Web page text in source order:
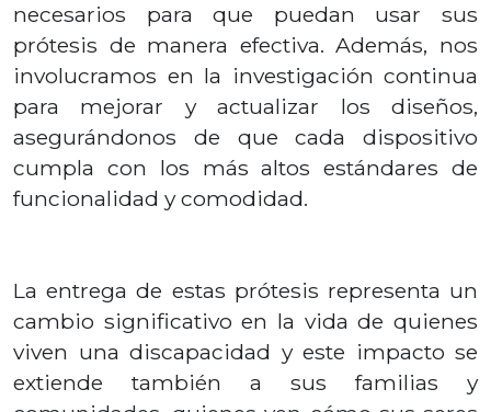
necesarios para que puedan usar sus
prótesis de manera efectiva. Además, nos
involucramos en la investigación continua
para mejorar y actualizar los diseños,
asegurándonos de que cada dispositivo
cumpla con los más altos estándares de
funcionalidad y comodidad.
La entrega de estas prótesis representa un
cambio significativo en la vida de quienes
viven una discapacidad y este impacto se
extiende también a sus familias y